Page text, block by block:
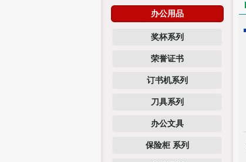
办公用品
奖杯系列
荣誉证书
订书机系列
刀具系列
办公文具
保险柜 系列